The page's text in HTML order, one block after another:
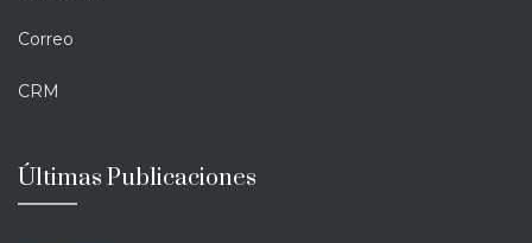
Correo
CRM
Últimas Publicaciones